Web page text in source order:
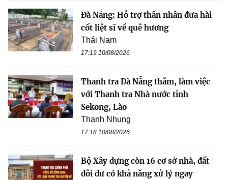
Đà Nẵng: Hỗ trợ thân nhân đưa hài
cốt liệt sĩ về quê hương
Thái Nam
17:19 10/08/2026
Thanh tra Đà Nẵng thăm, làm việc
với Thanh tra Nhà nước tỉnh
Sekong, Lào
Thanh Nhung
17:18 10/08/2026
Bộ Xây dựng còn 16 cơ sở nhà, đất
dôi dư có khả năng xử lý ngay